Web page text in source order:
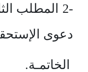
-2 المطلب
دعوى
الخاتمـة.